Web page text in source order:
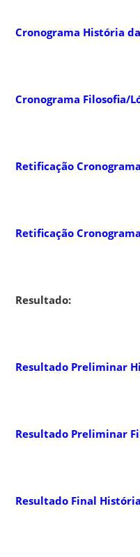
Cronograma História
Cronograma Filosofia/
Retificação Cronograma
Retificação
Resultado:
Resultado Preliminar
Resultado Preliminar
Resultado Final